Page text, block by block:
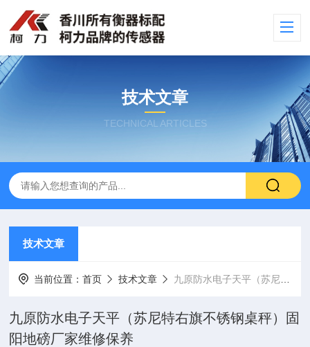
技术文章
TECHNICAL ARTICLES
技术文章
当前位置：首页 技术文章 九原防水电子天平（苏尼特右旗不锈钢桌秤）固阳地磅厂家维修保养
九原防水电子天平（苏尼特右旗不锈钢桌秤）固
阳地磅厂家维修保养